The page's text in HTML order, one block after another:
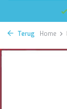
Terug Home